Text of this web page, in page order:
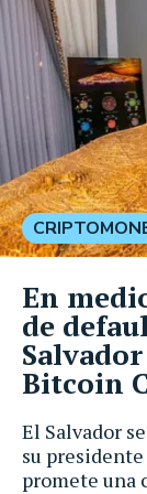
El Salvador
su
promete una
En
de
Bitcoin